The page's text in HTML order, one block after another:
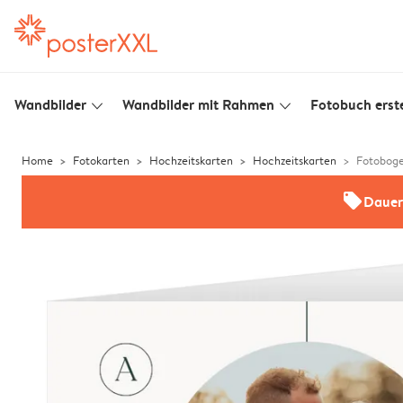
Wandbilder slim_arrow_down Wandbilder mit Rahmen slim_arrow_down Fotobuch
Home Fotokarten Hochzeitskarten Hochzeitskarten
offers